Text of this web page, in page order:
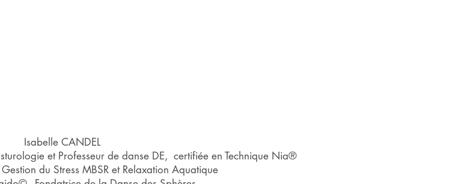
Isabelle CANDEL
et Professeur de danse DE, certifiée en Technique Nia®
du Stress MBSR et Relaxation Aquatique